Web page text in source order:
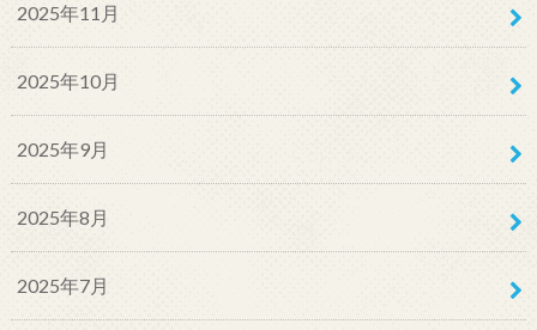
2025年11月
2025年10月
2025年9月
2025年8月
2025年7月